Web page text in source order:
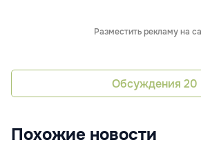
Разместить рекламу на
Обсуждения 20
Похожие новости